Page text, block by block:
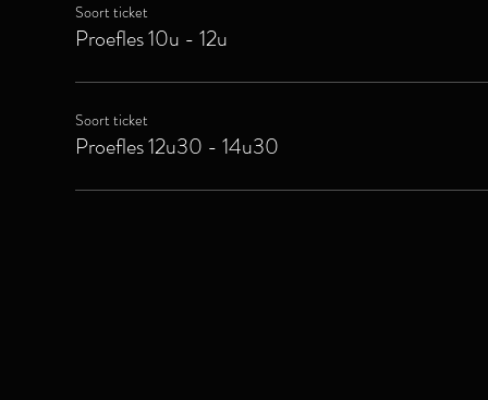
Soort ticket
Proefles 10u - 12u
Soort ticket
Proefles 12u30 - 14u30